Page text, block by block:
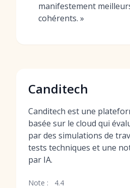
manifestement
cohérents. »
Canditech
Canditech est une
basée sur le cloud qui
par des simulations de
tests techniques et une
par IA.
Note : 4.4